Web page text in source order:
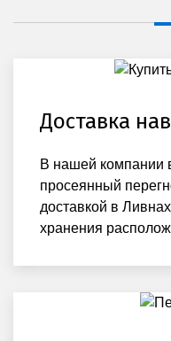
Доставка
В нашей компании
просеянный
доставкой в
хранения